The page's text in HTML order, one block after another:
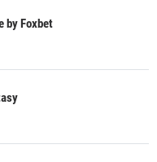
by Foxbet